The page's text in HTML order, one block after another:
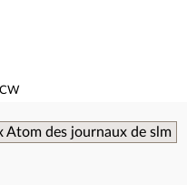
Atom des journaux de slm